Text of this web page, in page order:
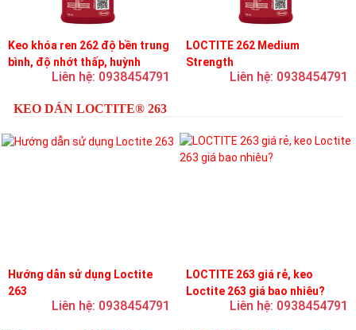
Keo khóa ren 262 độ bền trung
bình, độ nhớt thấp, huỳnh
Liên hệ: 0938454791
LOCTITE 262 Medium
Strength
Liên hệ: 0938454791
KEO DÁN LOCTITE® 263
Hướng dẫn sử dụng Loctite
263
Liên hệ: 0938454791
LOCTITE 263 giá rẻ, keo
Loctite 263 giá bao nhiêu?
Liên hệ: 0938454791